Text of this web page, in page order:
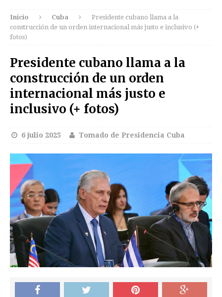
Inicio Cuba
Presidente cubano llama a la
construcción de un orden internacional más justo e inclusivo (+
fotos)
Presidente cubano llama a la
construcción de un orden
internacional más justo e
inclusivo (+ fotos)
6 julio 2025 Tomado de Presidencia Cuba